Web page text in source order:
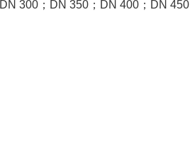
DN 300 ； DN 350 ； DN 400 ； DN 450